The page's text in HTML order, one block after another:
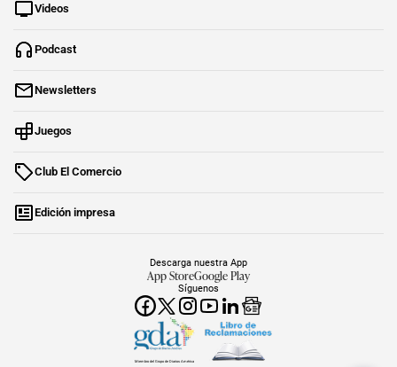
Videos
Podcast
Newsletters
Juegos
Club El Comercio
Edición impresa
Síguenos
Descarga nuestra App
App StoreGoogle Play
Miembro del Grupo de Diarios América